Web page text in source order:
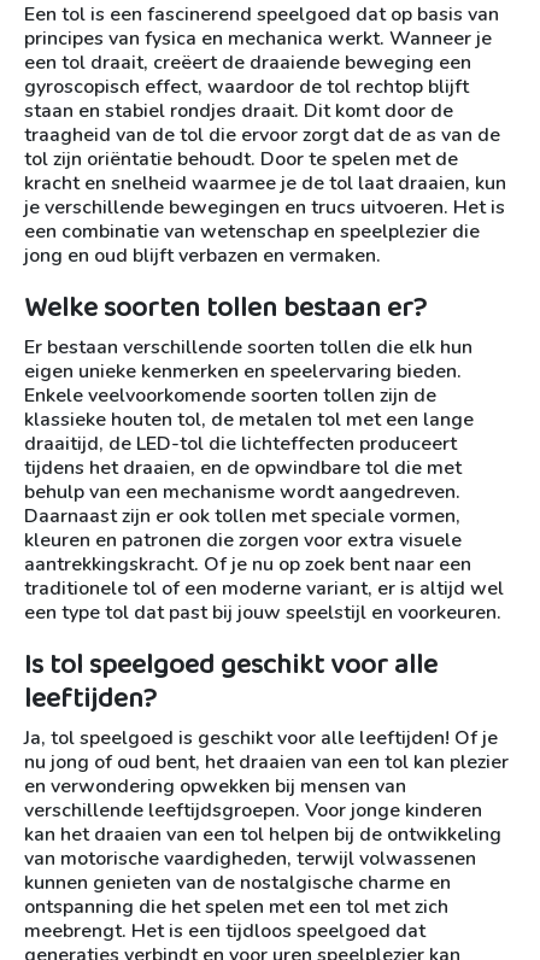
Een tol is een fascinerend speelgoed dat op basis van
principes van fysica en mechanica werkt. Wanneer je
een tol draait, creëert de draaiende beweging een
gyroscopisch effect, waardoor de tol rechtop blijft
staan en stabiel rondjes draait. Dit komt door de
traagheid van de tol die ervoor zorgt dat de as van de
tol zijn oriëntatie behoudt. Door te spelen met de
kracht en snelheid waarmee je de tol laat draaien, kun
je verschillende bewegingen en trucs uitvoeren. Het is
een combinatie van wetenschap en speelplezier die
jong en oud blijft verbazen en vermaken.
Welke soorten tollen bestaan er?
Er bestaan verschillende soorten tollen die elk hun
eigen unieke kenmerken en speelervaring bieden.
Enkele veelvoorkomende soorten tollen zijn de
klassieke houten tol, de metalen tol met een lange
draaitijd, de LED-tol die lichteffecten produceert
tijdens het draaien, en de opwindbare tol die met
behulp van een mechanisme wordt aangedreven.
Daarnaast zijn er ook tollen met speciale vormen,
kleuren en patronen die zorgen voor extra visuele
aantrekkingskracht. Of je nu op zoek bent naar een
traditionele tol of een moderne variant, er is altijd wel
een type tol dat past bij jouw speelstijl en voorkeuren.
Is tol speelgoed geschikt voor alle
leeftijden?
Ja, tol speelgoed is geschikt voor alle leeftijden! Of je
nu jong of oud bent, het draaien van een tol kan plezier
en verwondering opwekken bij mensen van
verschillende leeftijdsgroepen. Voor jonge kinderen
kan het draaien van een tol helpen bij de ontwikkeling
van motorische vaardigheden, terwijl volwassenen
kunnen genieten van de nostalgische charme en
ontspanning die het spelen met een tol met zich
meebrengt. Het is een tijdloos speelgoed dat